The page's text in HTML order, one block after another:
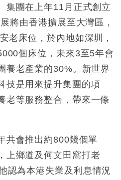
集團在上年11 月正式創立
展將由香港擴展至大灣區，
老床位，於內地如深圳，
個床位，未來3至5年會
養老產業的30%。新世界
技是用來提升集團的項
老等服務整合，帶來一條
共會推出約800幾個單
上鄉道及何文田窩打老
認為本港失業及利息情況